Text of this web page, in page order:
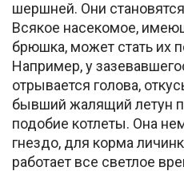
шершней. Они
Всякое насекомое,
брюшка, может стать их
Например, у
отрывается голова,
бывший жалящий летун
подобие котлеты. Она
гнездо, для корма
работает все светлое